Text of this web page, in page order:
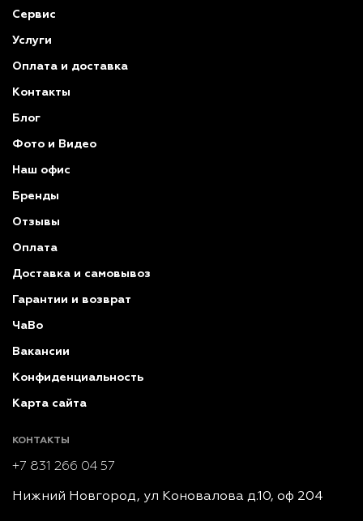
Сервис
Услуги
Оплата и доставка
Контакты
Блог
Фото и Видео
Наш офис
Бренды
Отзывы
Оплата
Доставка и самовывоз
Гарантии и возврат
ЧаВо
Вакансии
Конфиденциальность
Карта сайта
КОНТАКТЫ
+7 831 266 04 57
Нижний Новгород, ул Коновалова д.10, оф 204